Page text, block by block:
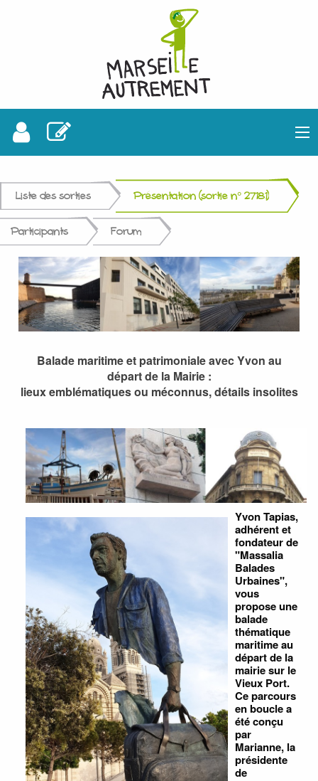
Liste des sorties Présentation (sortie n° 27181)
Participants Forum
Balade maritime et patrimoniale avec Yvon au
départ de la Mairie :
lieux emblématiques ou méconnus, détails insolites
Yvon Tapias,
adhérent et
fondateur de
"Massalia
Balades
Urbaines",
vous
propose une
balade
thématique
maritime au
départ de la
mairie sur le
Vieux Port.
Ce parcours
en boucle a
été conçu
par
Marianne, la
présidente
de